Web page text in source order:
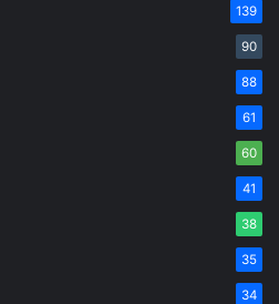
139
90
88
61
60
41
38
35
34